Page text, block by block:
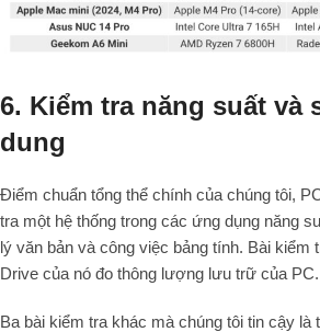
6. Kiểm tra năng suất và
dung
Điểm chuẩn tổng thể chính của chúng tôi,
tra một hệ thống trong các ứng dụng năng
lý văn bản và công việc bảng tính. Bài kiểm
Drive của nó đo thông lượng lưu trữ của PC.
Ba bài kiểm tra khác mà chúng tôi tin cậy là